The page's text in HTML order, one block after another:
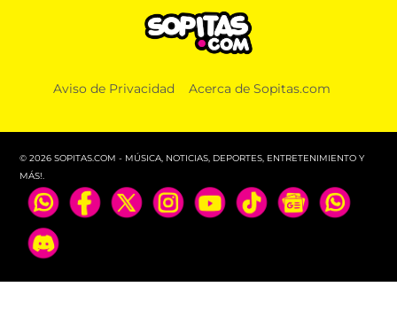
Aviso de Privacidad Acerca de Sopitas.com
© 2026 SOPITAS.COM - MÚSICA, NOTICIAS, DEPORTES, ENTRETENIMIENTO Y
MÁS!.